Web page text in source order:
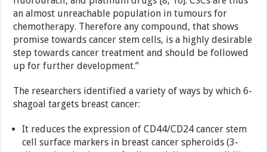
an almost unreachable population in tumours for
chemotherapy. Therefore any compound, that shows
promise towards cancer stem cells, is a highly desirable
step towards cancer treatment and should be followed
up for further development.”
The researchers identified a variety of ways by which 6-
shagoal targets breast cancer:
It reduces the expression of CD44/CD24 cancer stem
cell surface markers in breast cancer spheroids (3-